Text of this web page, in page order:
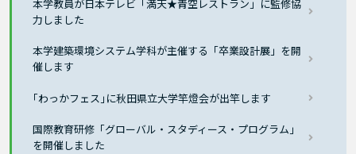
本学教員が日本テレビ「満天★青空レストラン」に監修協
力しました
本学建築環境システム学科が主催する「卒業設計展」を開
催します
｢わっかフェス｣に秋田県立大学竿燈会が出竿します
国際教育研修「グローバル・スタディース・プログラム」
を開催しました